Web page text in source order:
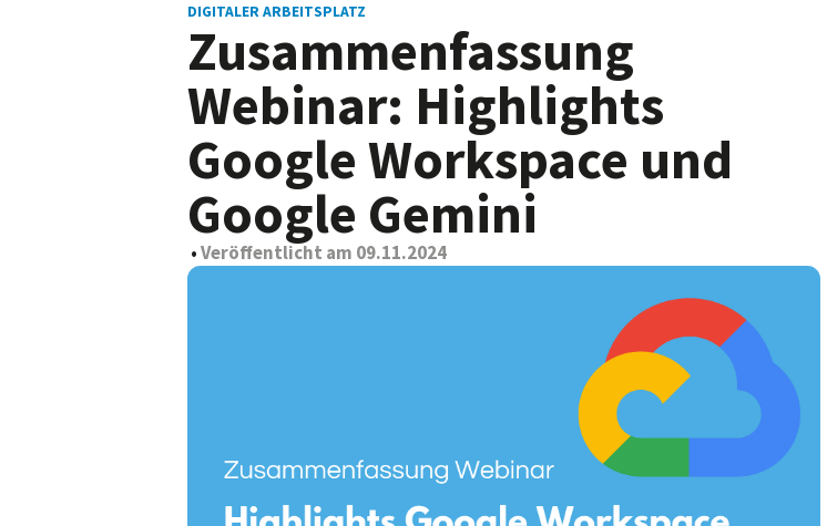
DIGITALER ARBEITSPLATZ
Zusammenfassung
Webinar: Highlights
Google Workspace und
Google Gemini
•Veröffentlicht am 09.11.2024